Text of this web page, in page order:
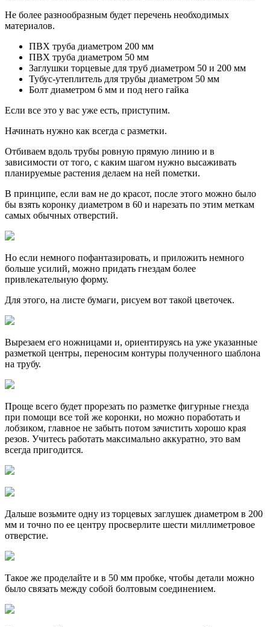
Не более разнообразным будет перечень необходимых
материалов.
ПВХ труба диаметром 200 мм
ПВХ труба диаметром 50 мм
Заглушки торцевые для труб диаметром 50 и 200 мм
Тубус-утеплитель для трубы диаметром 50 мм
Болт диаметром 6 мм и под него гайка
Если все это у вас уже есть, приступим.
Начинать нужно как всегда с разметки.
Отбиваем вдоль трубы ровную прямую линию и в
зависимости от того, с каким шагом нужно высаживать
планируемые растения делаем на ней пометки.
В принципе, если вам не до красот, после этого можно было
бы взять коронку диаметром в 60 и нарезать по этим меткам
самых обычных отверстий.
Но если немного пофантазировать, и приложить немного
больше усилий, можно придать гнездам более
привлекательную форму.
Для этого, на листе бумаги, рисуем вот такой цветочек.
Вырезаем его ножницами и, ориентируясь на уже указанные
разметкой центры, переносим контуры полученного шаблона
на трубу.
Проще всего будет прорезать по разметке фигурные гнезда
при помощи все той же коронки, но можно поработать и
лобзиком, главное не забыть потом зачистить хорошо края
резов. Учитесь работать максимально аккуратно, это вам
всегда пригодится.
Дальше возьмите одну из торцевых заглушек диаметром в 200
мм и точно по ее центру просверлите шести миллиметровое
отверстие.
Такое же проделайте и в 50 мм пробке, чтобы детали можно
было связать между собой болтовым соединением.